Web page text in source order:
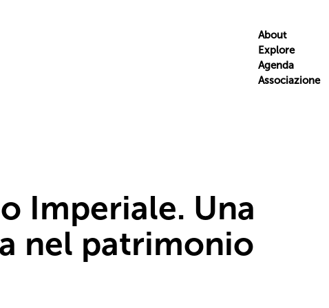
About
Explore
Agenda
Associazione
Imperiale. Una
nel patrimonio